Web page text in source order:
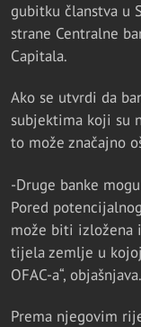
gubitku članstva u
strane Centralne
Capitala.
Ako se utvrdi da
subjektima koji su
to može značajno
-Druge banke
Pored
može biti izložena
tijela zemlje u
OFAC-a“, objašnjava.
Prema njegovim